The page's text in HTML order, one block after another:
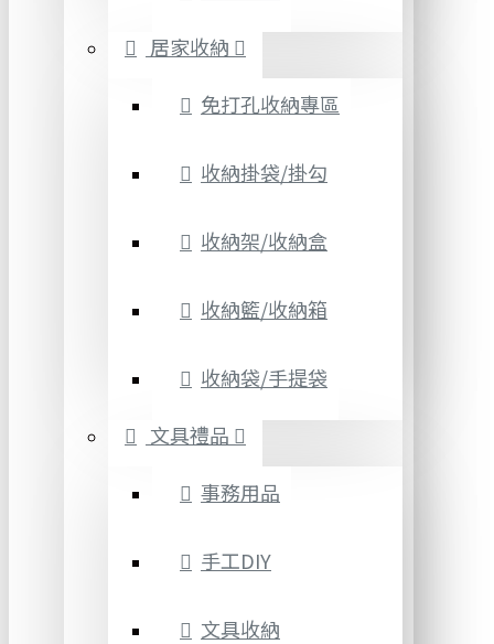
居家收納
免打孔收納專區
收納掛袋/掛勾
收納架/收納盒
收納籃/收納箱
收納袋/手提袋
文具禮品
事務用品
手工DIY
文具收納